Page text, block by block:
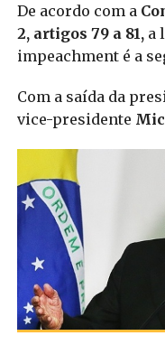
De acordo com a
2, artigos 79 a 81, a
impeachment é a
Com a saída da
vice-presidente